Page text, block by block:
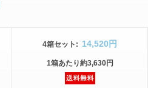
4箱セット : 14,520円
1箱あたり約3,630円